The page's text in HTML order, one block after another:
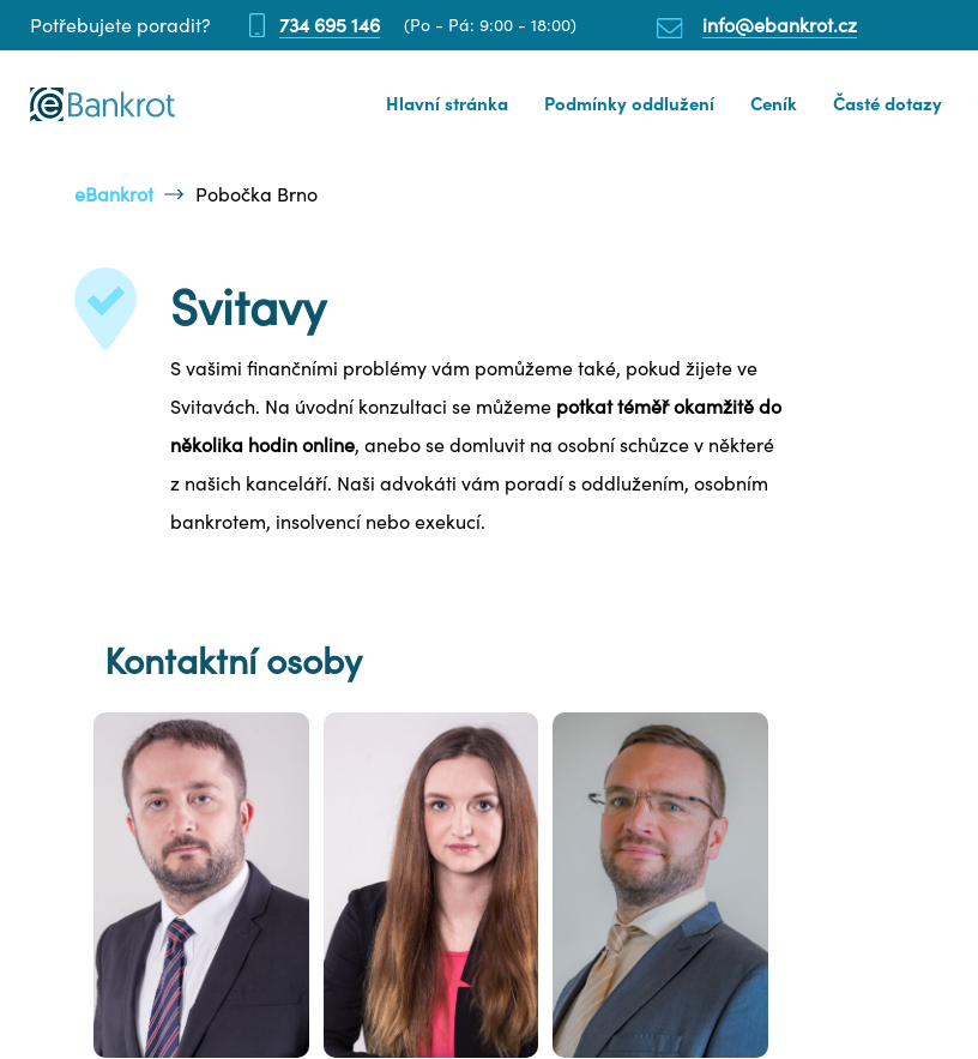
Potřebujete poradit? 734 695 146 (Po - Pá: 9:00 - 18:00) info@ebankrot.cz
Hlavní stránka Podmínky oddlužení Ceník Časté dotazy
eBankrot Pobočka Brno
Svitavy
S vašimi finančními problémy vám pomůžeme také, pokud žijete ve
Svitavách. Na úvodní konzultaci se můžeme potkat téměř okamžitě do
několika hodin online, anebo se domluvit na osobní schůzce v některé
z našich kanceláří. Naši advokáti vám poradí s oddlužením, osobním
bankrotem, insolvencí nebo exekucí.
Kontaktní osoby